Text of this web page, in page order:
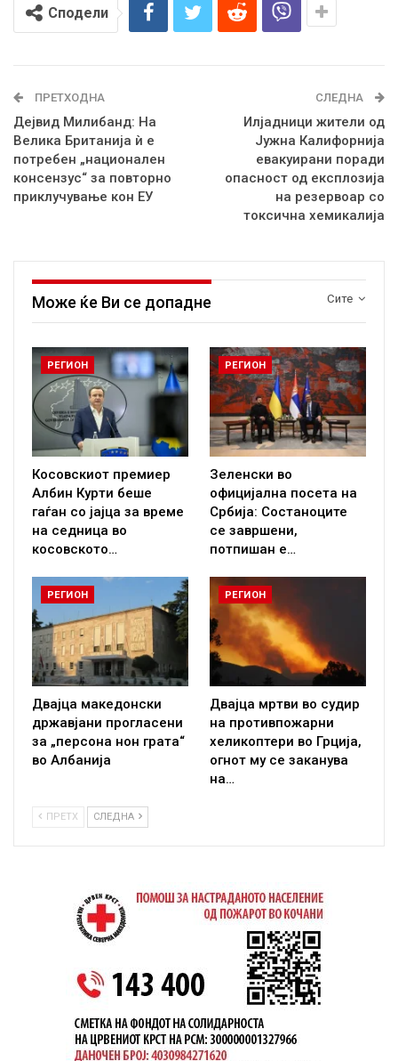
Сподели
ПРЕТХОДНА
Дејвид Милибанд: На
Велика Британија ѝ е
потребен „национален
консензус“ за повторно
приклучување кон ЕУ
СЛЕДНА
Илјадници жители од
Јужна Калифорнија
евакуирани поради
опасност од експлозија
на резервоар со
токсична хемикалија
Сите
Може ќе Ви се допадне
РЕГИОН
Косовскиот премиер
Албин Курти беше
гаѓан со јајца за време
на седница во
косовското…
РЕГИОН
Зеленски во
официјална посета на
Србија: Состаноците
се завршени,
потпишан е…
РЕГИОН
Двајца македонски
државјани прогласени
за „персона нон грата“
во Албанија
РЕГИОН
Двајца мртви во судир
на противпожарни
хеликоптери во Грција,
огнот му се заканува
на…
ПРЕТХ СЛЕДНА